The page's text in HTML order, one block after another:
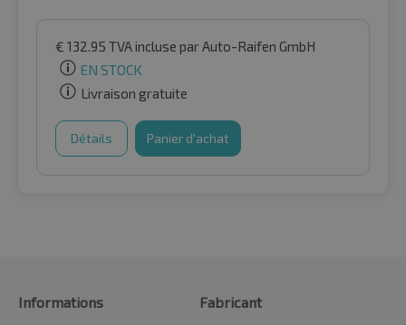
€ 132.95 TVA incluse par Auto-Raifen GmbH
EN STOCK
Livraison gratuite
Détails Panier d'achat
Informations
Fabricant